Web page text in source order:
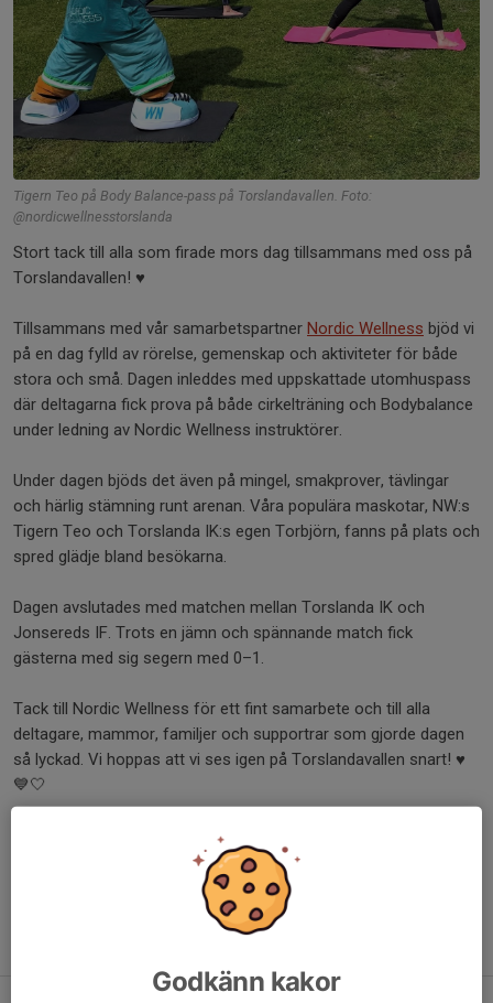
Tigern Teo på Body Balance-pass på Torslandavallen. Foto:
@nordicwellnesstorslanda
Stort tack till alla som firade mors dag tillsammans med oss på
Torslandavallen! ♥️
Tillsammans med vår samarbetspartner Nordic Wellness bjöd vi
på en dag fylld av rörelse, gemenskap och aktiviteter för både
stora och små. Dagen inleddes med uppskattade utomhuspass
där deltagarna fick prova på både cirkelträning och Bodybalance
under ledning av Nordic Wellness instruktörer.
Under dagen bjöds det även på mingel, smakprover, tävlingar
och härlig stämning runt arenan. Våra populära maskotar, NW:s
Tigern Teo och Torslanda IK:s egen Torbjörn, fanns på plats och
spred glädje bland besökarna.
Dagen avslutades med matchen mellan Torslanda IK och
Jonsereds IF. Trots en jämn och spännande match fick
gästerna med sig segern med 0–1.
Tack till Nordic Wellness för ett fint samarbete och till alla
deltagare, mammor, familjer och supportrar som gjorde dagen
så lyckad. Vi hoppas att vi ses igen på Torslandavallen snart! ♥️
💙🤍
Godkänn kakor